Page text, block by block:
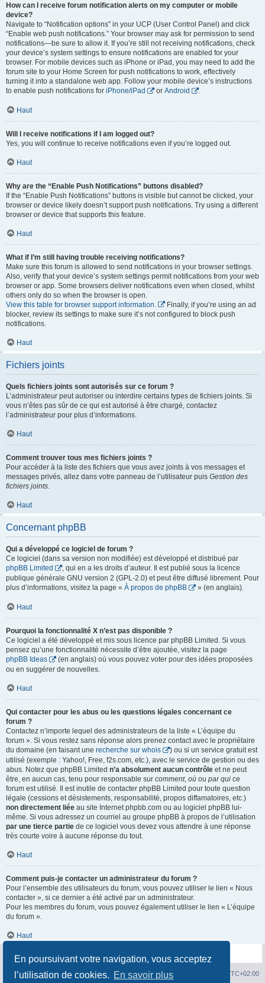
En poursuivant votre navigation, vous acceptez
l’utilisation de cookies. En savoir plus
How can I receive forum notification alerts on my computer or mobile
device?
Navigate to “Notification options” in your UCP (User Control Panel) and click
“Enable web push notifications.” Your browser may ask for permission to send
notifications—be sure to allow it. If you’re still not receiving notifications, check
your device’s system settings to ensure notifications are enabled for your
browser. For mobile devices such as iPhone or iPad, you may need to add the
forum site to your Home Screen for push notifications to work, effectively
turning it into a standalone web app. Follow your mobile device’s instructions
to enable push notifications for iPhone/iPad or Android .
Haut
Will I receive notifications if I am logged out?
Yes, you will continue to receive notifications even if you’re logged out.
Haut
Why are the “Enable Push Notifications” buttons disabled?
If the “Enable Push Notifications” buttons is visible but cannot be clicked, your
browser or device likely doesn’t support push notifications. Try using a different
browser or device that supports this feature.
Haut
What if I’m still having trouble receiving notifications?
Make sure this forum is allowed to send notifications in your browser settings.
Also, verify that your device’s system settings permit notifications from your web
browser or app. Some browsers deliver notifications even when closed, whilst
others only do so when the browser is open.
View this table for browser support information.
Finally, if you’re using an ad
blocker, review its settings to make sure it’s not configured to block push
notifications.
Haut
Fichiers joints
Quels fichiers joints sont autorisés sur ce forum ?
L’administrateur peut autoriser ou interdire certains types de fichiers joints. Si
vous n’êtes pas sûr de ce qui est autorisé à être chargé, contactez
l’administrateur pour plus d’informations.
Haut
Comment trouver tous mes fichiers joints ?
Pour accéder à la liste des fichiers que vous avez joints à vos messages et
messages privés, allez dans votre panneau de l’utilisateur puis Gestion des
fichiers joints.
Haut
Concernant phpBB
Qui a développé ce logiciel de forum ?
Ce logiciel (dans sa version non modifiée) est développé et distribué par
phpBB Limited
, qui en a les droits d’auteur. Il est publié sous la licence
publique générale GNU version 2 (GPL-2.0) et peut être diffusé librement. Pour
plus d’informations, visitez la page « À propos de phpBB » (en anglais).
Haut
Pourquoi la fonctionnalité X n’est pas disponible ?
Ce logiciel a été développé et mis sous licence par phpBB Limited. Si vous
pensez qu’une fonctionnalité nécessite d’être ajoutée, visitez la page
phpBB Ideas
(en anglais) où vous pouvez voter pour des idées proposées
ou en suggérer de nouvelles.
Haut
Qui contacter pour les abus ou les questions légales concernant ce
forum ?
Contactez n’importe lequel des administrateurs de la liste « L’équipe du
forum ». Si vous restez sans réponse alors prenez contact avec le propriétaire
du domaine (en faisant une recherche sur whois
) ou si un service gratuit est
utilisé (exemple : Yahoo!, Free, f2s.com, etc.), avec le service de gestion ou des
abus. Notez que phpBB Limited n’a absolument aucun contrôle et ne peut
être, en aucun cas, tenu pour responsable sur comment, où ou par qui ce
forum est utilisé. Il est inutile de contacter phpBB Limited pour toute question
légale (cessions et désistements, responsabilité, propos diffamatoires, etc.)
non directement liée au site Internet phpbb.com ou au logiciel phpBB lui-
même. Si vous adressez un courriel au groupe phpBB à propos de l’utilisation
par une tierce partie de ce logiciel vous devez vous attendre à une réponse
très courte voire à aucune réponse du tout.
Haut
Comment puis-je contacter un administrateur du forum ?
Pour l’ensemble des utilisateurs du forum, vous pouvez utiliser le lien « Nous
contacter », si ce dernier a été activé par un administrateur.
Pour les membres du forum, vous pouvez également utiliser le lien « L’équipe
du forum ».
Haut
Page d'accueil du forum UTC+02:00